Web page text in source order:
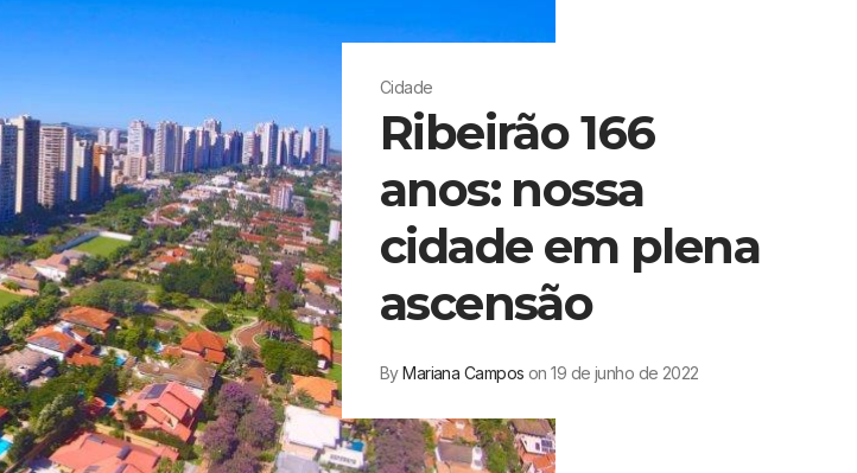
Cidade
Ribeirão 166
anos: nossa
cidade em plena
ascensão
ByMariana Campos on 19 de junho de 2022